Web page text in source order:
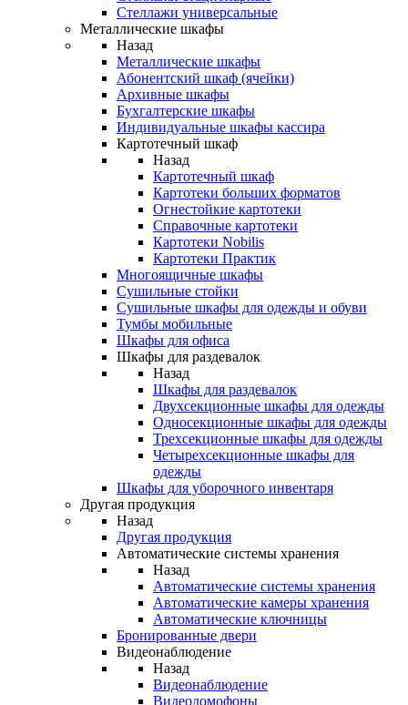
Стеллажи универсальные
Металлические шкафы
Назад
Металлические шкафы
Абонентский шкаф (ячейки)
Архивные шкафы
Бухгалтерские шкафы
Индивидуальные шкафы кассира
Картотечный шкаф
Назад
Картотечный шкаф
Картотеки больших форматов
Огнестойкие картотеки
Справочные картотеки
Картотеки Nobilis
Картотеки Практик
Многоящичные шкафы
Сушильные стойки
Сушильные шкафы для одежды и обуви
Тумбы мобильные
Шкафы для офиса
Шкафы для раздевалок
Назад
Шкафы для раздевалок
Двухсекционные шкафы для одежды
Односекционные шкафы для одежды
Трехсекционные шкафы для одежды
Четырехсекционные шкафы для
одежды
Шкафы для уборочного инвентаря
Другая продукция
Назад
Другая продукция
Автоматические системы хранения
Назад
Автоматические системы хранения
Автоматические камеры хранения
Автоматические ключницы
Бронированные двери
Видеонаблюдение
Назад
Видеонаблюдение
Видеодомофоны